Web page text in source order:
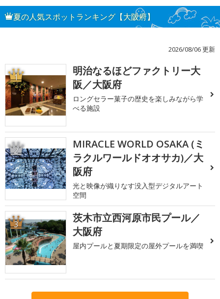
夏の人気スポットランキング【大阪府】
2026/08/06 更新
1
明治なるほどファクトリー大
阪／大阪府
ロングセラー菓子の歴史を楽しみながら学
べる施設
2
MIRACLE WORLD OSAKA (ミ
ラクルワールドオオサカ)／大
阪府
光と映像が織りなす没入型デジタルアート
空間
3
茨木市立西河原市民プール／
大阪府
屋内プールと夏期限定の屋外プールを満喫